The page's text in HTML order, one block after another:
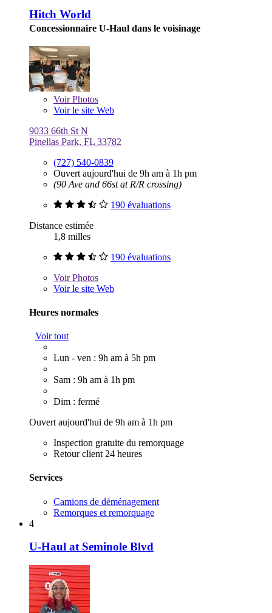
Hitch World
Concessionnaire U-Haul dans le voisinage
VoirPhotos
Voir le site Web
9033 66th St N
Pinellas Park, FL 33782
(727) 540-0839
Ouvert aujourd'hui de 9h am à 1h pm
(90 Ave and 66st at R/R crossing)
190 évaluations
Distance estimée
1,8 milles
190 évaluations
VoirPhotos
Voir le site Web
Heures normales
Voir tout
Lun - ven : 9h am à 5h pm
Sam : 9h am à 1h pm
Dim : fermé
Ouvert aujourd'hui de 9h am à 1h pm
Inspection gratuite du remorquage
Retour client 24 heures
Services
Camions de déménagement
Remorques et remorquage
4
U-Haul at Seminole Blvd